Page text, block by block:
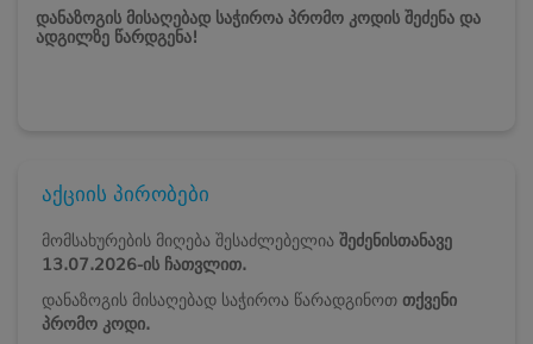
დანაზოგის მისაღებად საჭიროა პრომო კოდის შეძენა და
ადგილზე წარდგენა!
აქციის პირობები
მომსახურების მიღება შესაძლებელია შეძენისთანავე
13.07.2026-ის ჩათვლით.
დანაზოგის მისაღებად საჭიროა წარადგინოთ თქვენი
პრომო კოდი.